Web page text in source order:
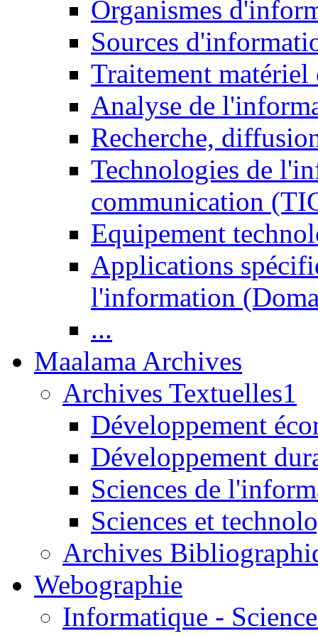
Organismes
Sources
Traitement matériel
Analyse de
Recherche,
Technologies de
communication
Equipement
Applications
l'information
...
Maalama Archives
Archives Textuelles1
Développement
Développement
Sciences de
Sciences et
Archives
Webographie
Informatique -